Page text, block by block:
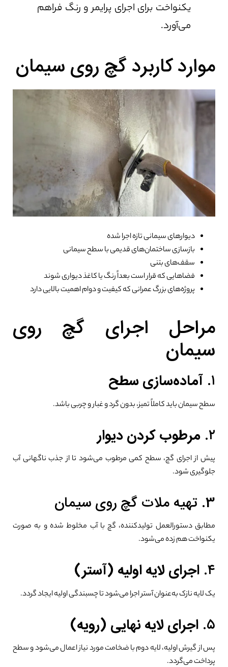
یکنواخت برای اجرای پرایمر و رنگ فراهم
می‌آورد.
موارد کاربرد گچ روی سیمان
دیوارهای سیمانی تازه اجرا شده
بازسازی ساختمان‌های قدیمی با سطح سیمانی
سقف‌های بتنی
فضاهایی که قرار است بعداً رنگ یا کاغذ دیواری شوند
پروژه‌های بزرگ عمرانی که کیفیت و دوام اهمیت بالایی دارد
مراحل اجرای گچ روی
سیمان
۱. آماده‌سازی سطح
سطح سیمان باید کاملاً تمیز، بدون گرد و غبار و چربی باشد.
۲. مرطوب کردن دیوار
پیش از اجرای گچ، سطح کمی مرطوب می‌شود تا از جذب ناگهانی آب
جلوگیری شود.
3. تهیه ملات گچ روی سیمان
مطابق دستورالعمل تولیدکننده، گچ با آب مخلوط شده و به صورت
یکنواخت هم زده می‌شود.
۴. اجرای لایه اولیه (آستر)
یک لایه نازک به‌عنوان آستر اجرا می‌شود تا چسبندگی اولیه ایجاد گردد.
۵. اجرای لایه نهایی (رویه)
پس از گیرش اولیه، لایه دوم با ضخامت مورد نیاز اعمال می‌شود و سطح
پرداخت می‌گردد.